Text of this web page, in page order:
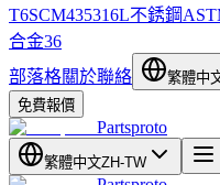
T6SCM435316L不銹鋼
合金36
部落格關於聯絡 繁體中
免費報價
Partsproto
繁體中文ZH-TW